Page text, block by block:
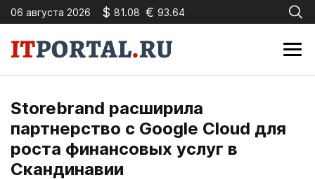
06 августа 2026 $ 81.08 € 93.64
Storebrand расширила
партнерство с Google Cloud для
роста финансовых услуг в
Скандинавии